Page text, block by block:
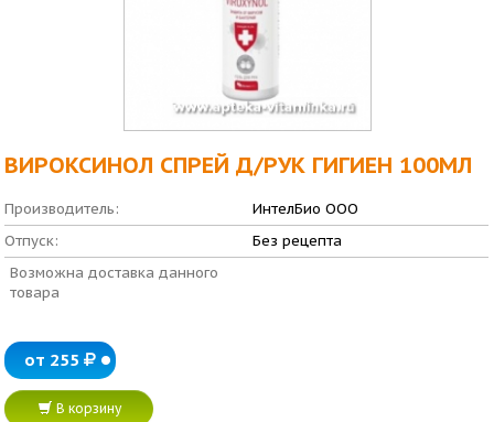
ВИРОКСИНОЛ СПРЕЙ Д/РУК ГИГИЕН 100МЛ
Производитель:
ИнтелБио ООО
Отпуск:
Без рецепта
Возможна доставка данного
товара
от 255
В корзину